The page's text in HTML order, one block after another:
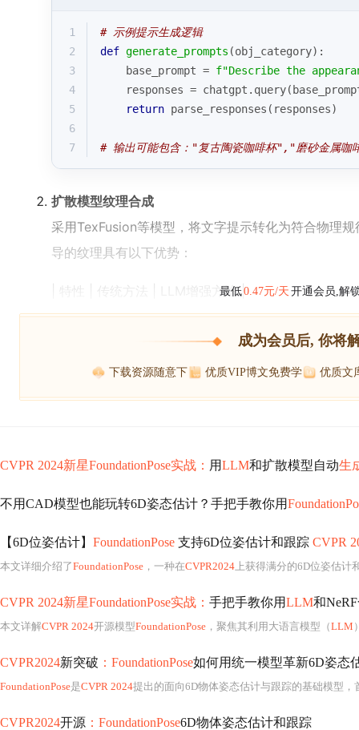
1
# 示例提示生成逻辑
2
def generate_prompts (obj_category):
3
    base_prompt =
f"Describe the
4
responses =
5
return parse_responses(responses)
6
7
# 输出可能包含："复古陶瓷咖啡杯","磨砂金属咖
扩散模型纹理合成
采用TexFusion等模型，将文字提示转化为符合物理
导的纹理具有以下优势：
| 特性 | 传统方法 | LLM增强方法 |
最低0.47元/天 开通会员,解
成为会员后, 你将
下载资源随意下 优质VIP博文免费学 优质文
CVPR 2024新星FoundationPose实战： 用LLM和扩散模型自动生
不用CAD模型也能玩转6D姿态估计？手把手教你用
【6D位姿估计】 FoundationPose 支持6D位姿估计和跟踪 CVPR
本文详细介绍了FoundationPose ，一种在CVPR2024 上获得满分的6D位姿估
CVPR 2024新星FoundationPose实战： 手把手教你用LLM和
本文详解CVPR 2024开源模型FoundationPose ，聚焦其利用大语言模型（LLM
CVPR2024新突破 ：FoundationPose如何用统一模型革新6D姿态
FoundationPose是CVPR 2024提出的面向6D物体姿态估计与跟踪的基础模型，首次实现基于CAD模型与无模型（仅参考图像）两种输
CVPR2024开源 ：FoundationPose6D物体姿态估计和跟踪